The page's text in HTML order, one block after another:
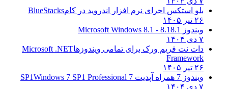
بلو استکس اجرای نرم افزار اندروید در کام BlueStacks
ویندوز 8.18.1 - Microsoft Windows 8.1
دات نت فریم ورک برای تمامی ویندوزهاMicrosoft .NET
Framework
ویندوز 7 همراه آپدیت 7 SP1
Windows 7 SP1 Professional